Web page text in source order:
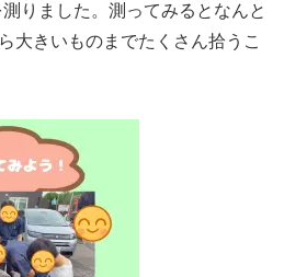
りました。測ってみるとなんと
大きいものまでたくさん拾うこ